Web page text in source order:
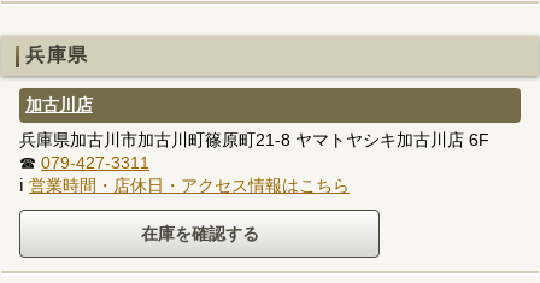
兵庫県
加古川店
兵庫県加古川市加古川町篠原町21-8 ヤマトヤシキ加古川店 6F
☎ 079-427-3311
ℹ 営業時間・店休日・アクセス情報はこちら